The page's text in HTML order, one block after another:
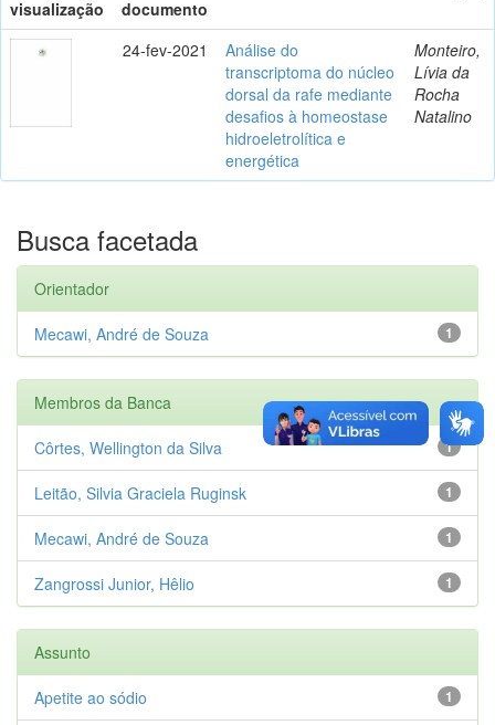
visualização
documento
24-fev-2021
Análise do
transcriptoma do núcleo
dorsal da rafe mediante
desafios à homeostase
hidroeletrolítica e
energética
Monteiro,
Lívia da
Rocha
Natalino
Busca facetada
Orientador
1
Mecawi, André de Souza
Membros da Banca
1
Côrtes, Wellington da Silva
1
Leitão, Silvia Graciela Ruginsk
1
Mecawi, André de Souza
1
Zangrossi Junior, Hêlio
Assunto
1
Apetite ao sódio